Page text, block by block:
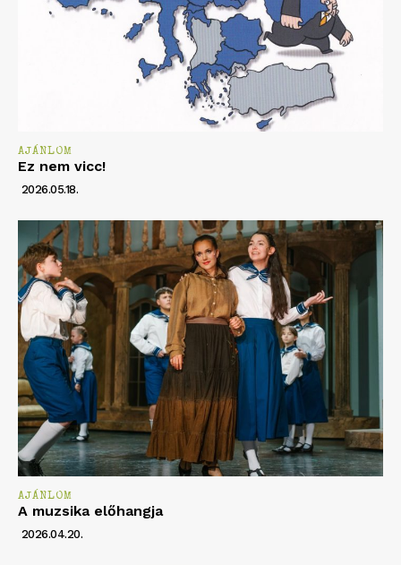
AJÁNLOM
Ez nem vicc!
2026.05.18.
AJÁNLOM
A muzsika előhangja
2026.04.20.